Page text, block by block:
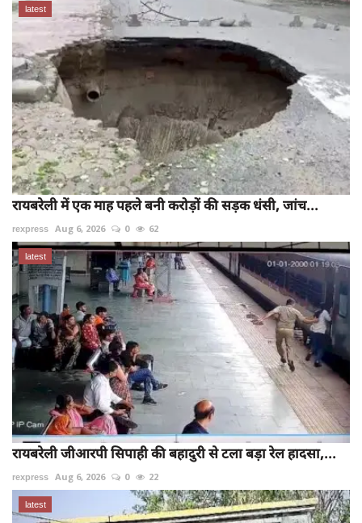
latest
रायबरेली में एक माह पहले बनी करोड़ों की सड़क धंसी, जांच...
rexpress Aug 6, 2026 0 62
latest
रायबरेली जीआरपी सिपाही की बहादुरी से टला बड़ा रेल हादसा,...
rexpress Aug 6, 2026 0 22
latest